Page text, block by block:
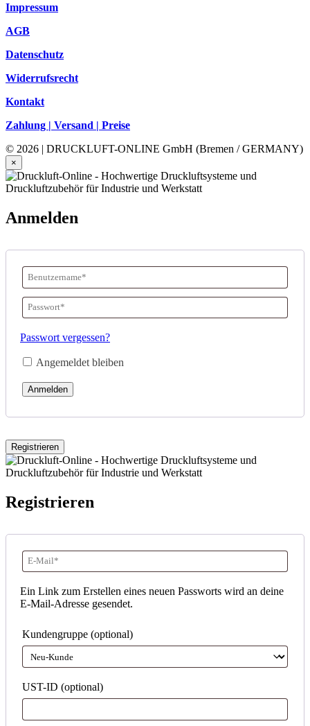
Impressum
AGB
Datenschutz
Widerrufsrecht
Kontakt
Zahlung | Versand | Preise
© 2026 | DRUCKLUFT-ONLINE GmbH (Bremen / GERMANY)
×
Anmelden
Benutzername
oder
E-
Mail-
Adresse*
Erforderlich
Passwort
Passwort vergessen?
Angemeldet bleiben
Anmelden
Registrieren
Registrieren
E-
Adresse*
Erforderlich
Ein Link zum Erstellen eines neuen Passworts wird an deine
E-Mail-Adresse gesendet.
Kundengruppe (optional)
UST-ID (optional)